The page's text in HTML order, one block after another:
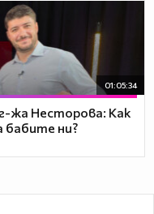
01:05:34
жа Несторова: Как
бабите ни?